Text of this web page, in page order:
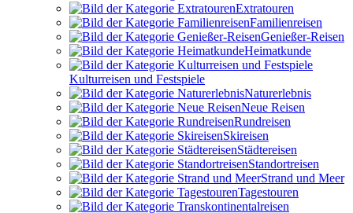
Extratouren
Familien­reisen
Genießer-Reisen
Heimatkunde
Kultur­reisen und Festspiele
Naturerlebnis
Neue Reisen
Rund­reisen
Ski­reisen
Städte­reisen
Standort­reisen
Strand und Meer
Tagestouren